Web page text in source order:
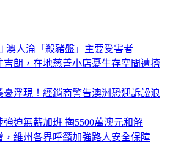
澳人淪「殺豬盤」主要受害者
吉朗，在地慈善小店憂生存空間遭擠
憂浮現！經銷商警告澳洲恐迎訴訟浪
迫無薪加班 掏5500萬澳元和解
，維州各界呼籲加強路人安全保障